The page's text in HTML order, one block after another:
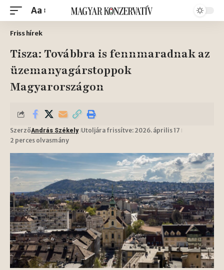
Aa
Friss hírek
Tisza: Továbbra is fennmaradnak az
üzemanyagárstoppok
Magyarországon
SzerzőAndrás Székely Utoljára frissítve: 2026. április 17
2 perces olvasmány